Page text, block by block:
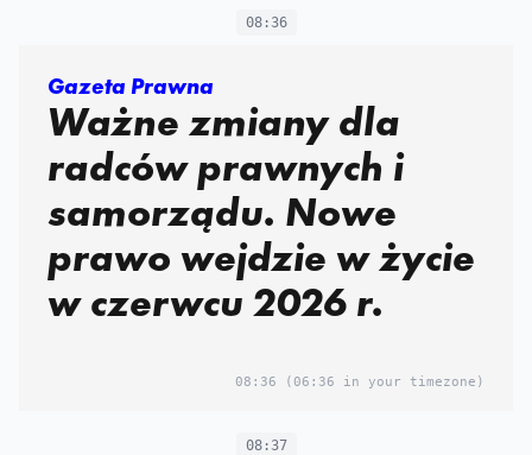
08:36
Gazeta Prawna
Ważne zmiany dla
radców prawnych i
samorządu. Nowe
prawo wejdzie w życie
w czerwcu 2026 r.
08:36 (06:36 in your timezone)
08:37